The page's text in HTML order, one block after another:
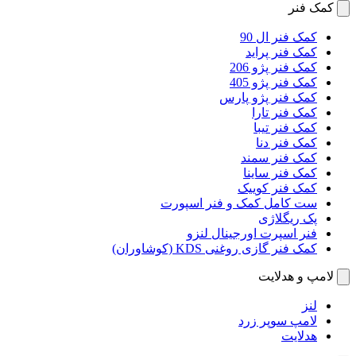
کمک فنر
کمک فنر ال 90
کمک فنر پراید
کمک فنر پژو 206
کمک فنر پژو 405
کمک فنر پژو پارس
کمک فنر تارا
کمک فنر تیبا
کمک فنر دنا
کمک فنر سمند
کمک فنر ساینا
کمک فنر کوییک
ست کامل کمک و فنر اسپورت
پک ریگلاژی
فنر اسپرت اورجینال لنزو
کمک فنر گازی روغنی KDS (کوشاوران)
لامپ و هدلایت
لنز
لامپ سوپر زرد
هدلایت